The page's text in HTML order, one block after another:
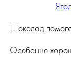
Шоколад
Особенно